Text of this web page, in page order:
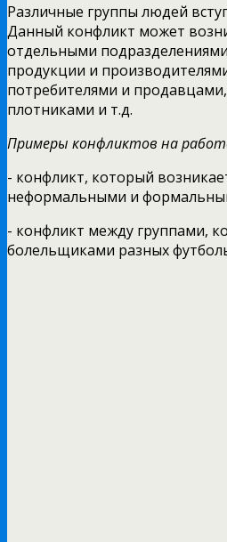
Различные группы людей
Данный конфликт может
отдельными
продукции и
потребителями и
плотниками и т.д.
Примеры конфликтов на
- конфликт, который
неформальными и
- конфликт между группами,
болельщиками разных